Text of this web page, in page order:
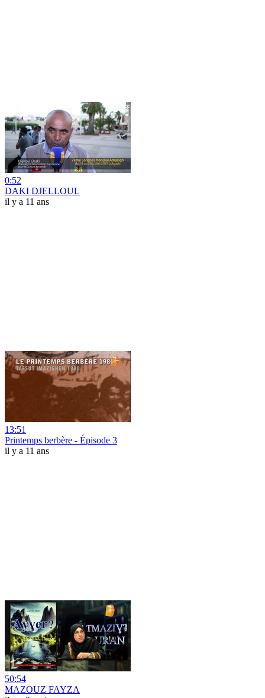
0:52
DAKI DJELLOUL
il y a 11 ans
13:51
Printemps berbère - Épisode 3
il y a 11 ans
50:54
MAZOUZ FAYZA